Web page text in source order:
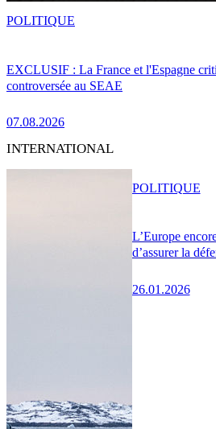
EXCLUSIF : La France et l'Espagne
controversée au SEAE
07.08.2026
POLITIQUE
INTERNATIONAL
L’Europe
d’assurer la
26.01.2026
POLITIQUE